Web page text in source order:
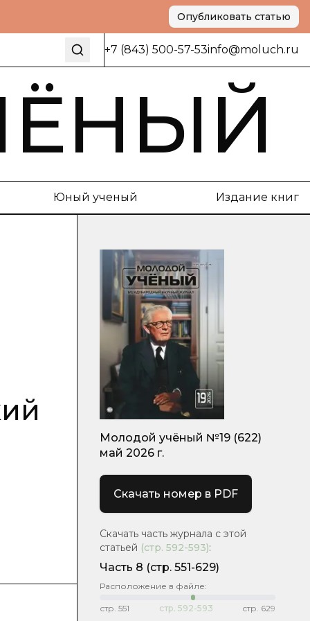
Опубликовать статью
+7 (843) 500-57-53info@moluch.ru
Юный ученый Издание книг
Молодой учёный №19 (622)
май 2026 г.
Скачать номер в PDF
Скачать часть журнала с этой
статьей (стр. 592-593):
Часть 8 (стр. 551-629)
Расположение в файле:
стр. 551 стр. 592-593 стр. 629